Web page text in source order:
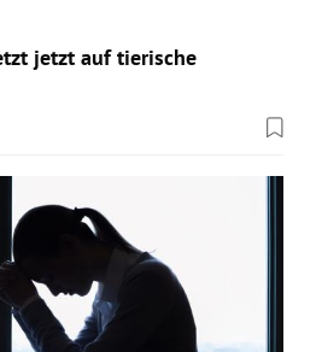
jetzt auf tierische